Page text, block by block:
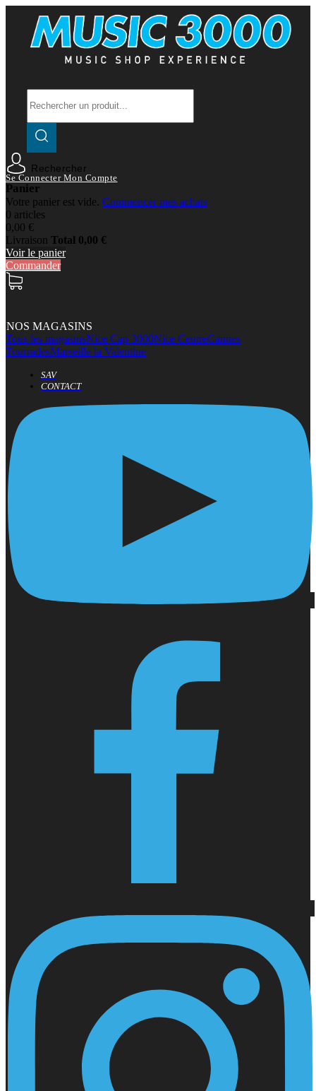
Rechercher
Se Connecter Mon Compte
Panier
Votre panier est vide. Commencer mes achats
0 articles
0,00 €
Livraison Total 0,00 €
Voir le panier
Commander
NOS MAGASINS
Tous les magasinsNice Cap 3000Nice CentreCannes
TourradesMarseille la Valentine
SAV
CONTACT